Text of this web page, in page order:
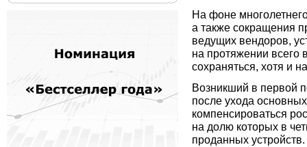
На фоне
а также сокращения
ведущих вендоров,
на протяжении всего
сохраняться, хотя и
Возникший в первой
после ухода
компенсироваться
на долю которых в
проданных устройств.